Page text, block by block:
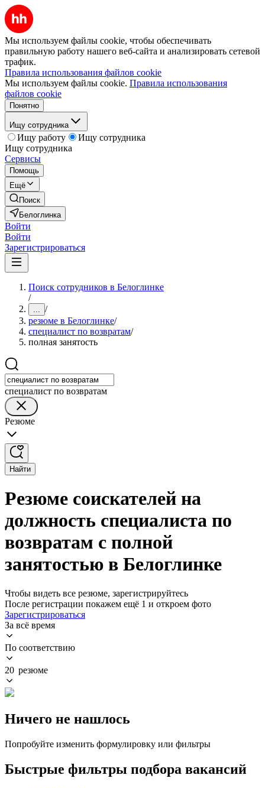
Мы используем файлы cookie, чтобы обеспечивать
правильную работу нашего веб-сайта и анализировать сетевой
трафик.
Правила использования файлов cookie
Мы используем файлы cookie. Правила использования
файлов cookie
Понятно
Ищу сотрудника
Ищу работу
Ищу сотрудника
Ищу сотрудника
Сервисы
Помощь
Ещё
Поиск
Белоглинка
Войти
Войти
Зарегистрироваться
Поиск сотрудников в Белоглинке
/
... /
резюме в Белоглинке/
специалист по возвратам/
полная занятость
специалист по возвратам
Резюме
Найти
Резюме соискателей на
должность специалиста по
возвратам с полной
занятостью в Белоглинке
Чтобы видеть все резюме, зарегистрируйтесь
После регистрации покажем ещё 1 и откроем фото
Зарегистрироваться
За всё время
По соответствию
20 резюме
Ничего не нашлось
Попробуйте изменить формулировку или фильтры
Быстрые фильтры подбора вакансий